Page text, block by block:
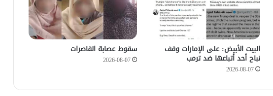
‏البيت الأبيض: على ⁧‫الإمارات‬⁩ وقف
نباح أحد أتباعها ضد ترمب
2026-08-07
سقوط عصابة القاصرات
2026-08-07